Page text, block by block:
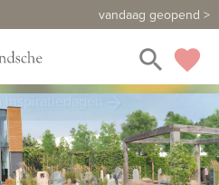
vandaag geopend >
Maak een vrijblijvende afspraak
favorite
Fotomap
search